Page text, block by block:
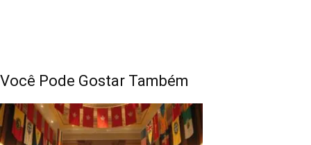
Você Pode Gostar Também